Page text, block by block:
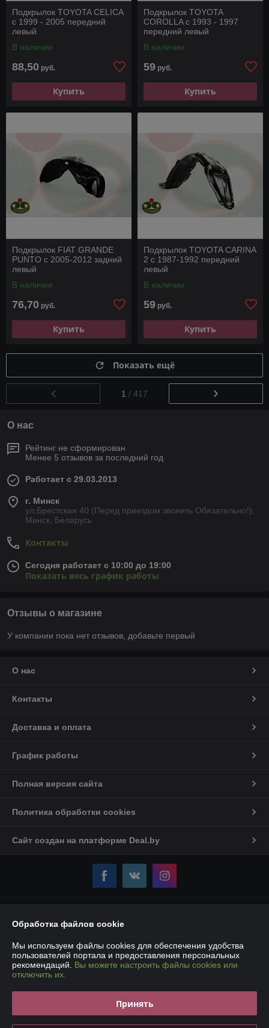
Подкрылок TOYOTA CELICA
с 1999 - 2005 передний
левый
В наличии
88,50 руб.
Купить
Подкрылок TOYOTA
COROLLA с 1993 - 1997
передний левый
В наличии
59 руб.
Купить
Подкрылок FIAT GRANDE
PUNTO с 2005-2012 задний
левый
В наличии
76,70 руб.
Купить
Подкрылок TOYOTA CARINA
2 с 1987-1992 передний
левый
В наличии
59 руб.
Купить
Показать ещё
1 / 417
О нас
Рейтинг не сформирован
Менее 5 отзывов за последний год
Работает с 29.03.2013
г. Минск
ул.Брестская 40 (Перед приездом звонить Обязательно!),
Минск, Беларусь
Контакты
Сегодня работает с 10:00 до 19:00
Показать весь график работы
Отзывы о магазине
У компании пока нет отзывов, добавьте первый
О нас
Контакты
Доставка и оплата
График работы
Полная версия сайта
Политика обработки cookies
Сайт создан на платформе Deal.by
«Карбокс-Плюс»
220007, РБ, г. Минск, ул. Володько, 18 – 107Е
Регистрационный номер ЕГР: 193190861
Регистрационный орган: Мингорисполком
Обработка файлов cookie
Мы используем файлы cookies для обеспечения удобства
пользователей портала и предоставления персональных
рекомендаций. Вы можете настроить файлы cookies или
отключить их.
Принять